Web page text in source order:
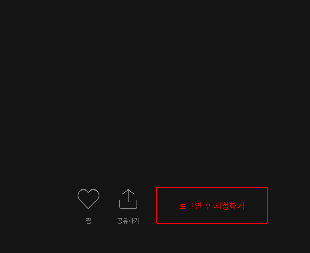
찜 공유하기
로그인 후 시청하기